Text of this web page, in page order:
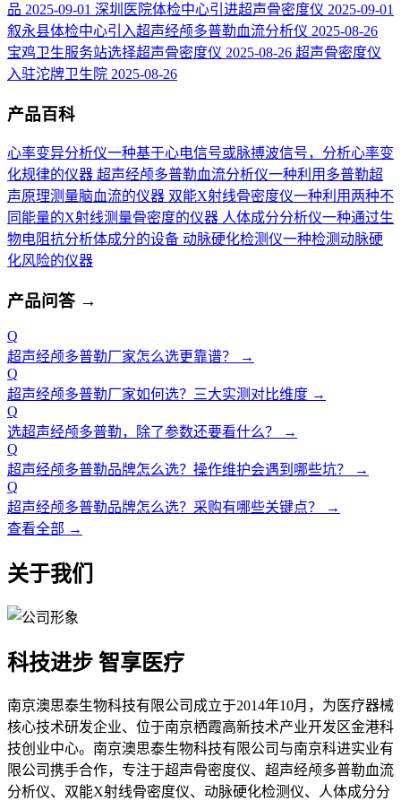
品 2025-09-01 深圳医院体检中心引进超声骨密度仪 2025-09-01
叙永县体检中心引入超声经颅多普勒血流分析仪 2025-08-26
宝鸡卫生服务站选择超声骨密度仪 2025-08-26 超声骨密度仪
入驻沱牌卫生院 2025-08-26
产品百科
心率变异分析仪一种基于心电信号或脉搏波信号，分析心率变
化规律的仪器 超声经颅多普勒血流分析仪一种利用多普勒超
声原理测量脑血流的仪器 双能X射线骨密度仪一种利用两种不
同能量的X射线测量骨密度的仪器 人体成分分析仪一种通过生
物电阻抗分析体成分的设备 动脉硬化检测仪一种检测动脉硬
化风险的仪器
产品问答 →
Q
超声经颅多普勒厂家怎么选更靠谱？
→
Q
超声经颅多普勒厂家如何选？三大实测对比维度 →
Q
选超声经颅多普勒，除了参数还要看什么？
→
Q
超声经颅多普勒品牌怎么选？操作维护会遇到哪些坑？
→
Q
超声经颅多普勒品牌怎么选？采购有哪些关键点？
→
查看全部 →
关于我们
科技进步 智享医疗
南京澳思泰生物科技有限公司成立于2014年10月，为医疗器械
核心技术研发企业、位于南京栖霞高新技术产业开发区金港科
技创业中心。南京澳思泰生物科技有限公司与南京科进实业有
限公司携手合作，专注于超声骨密度仪、超声经颅多普勒血流
分析仪、双能X射线骨密度仪、动脉硬化检测仪、人体成分分